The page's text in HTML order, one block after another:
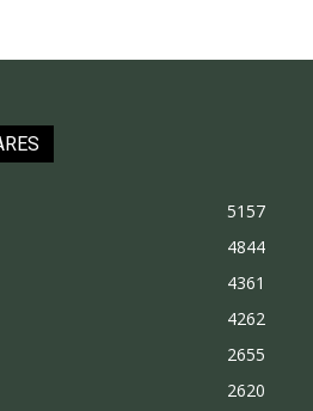
5157
4844
4361
4262
2655
2620